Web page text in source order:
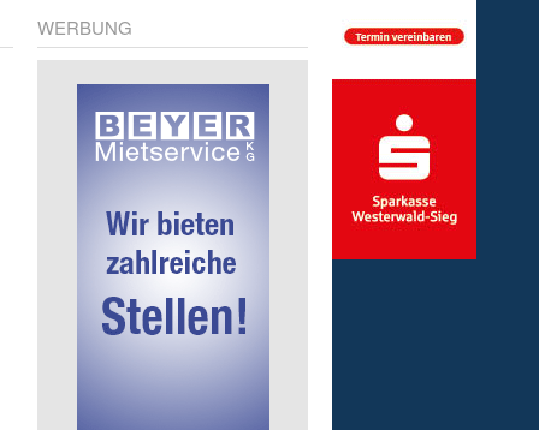
WERBUNG